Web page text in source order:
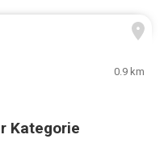
0.9 km
Kategorie